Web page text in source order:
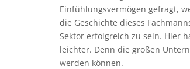
Einfühlungsvermögen gefragt,
die Geschichte dieses
Sektor erfolgreich zu sein. Hier
leichter. Denn die großen
werden können.